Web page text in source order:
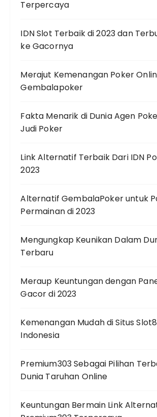
Terpercaya
IDN Slot Terbaik di 2023 dan
ke Gacornya
Merajut Kemenangan Poker
Gembalapoker
Fakta Menarik di Dunia Agen
Judi Poker
Link Alternatif Terbaik Dari IDN
2023
Alternatif GembalaPoker untuk
Permainan di 2023
Mengungkap Keunikan Dalam
Terbaru
Meraup Keuntungan dengan
Gacor di 2023
Kemenangan Mudah di Situs
Indonesia
Premium303 Sebagai Pilihan
Dunia Taruhan Online
Keuntungan Bermain Link